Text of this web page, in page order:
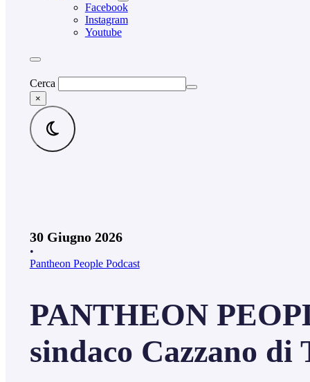
Facebook
Instagram
Youtube
Cerca
×
30 Giugno 2026
•
Pantheon People Podcast
PANTHEON
sindaco Cazzano di